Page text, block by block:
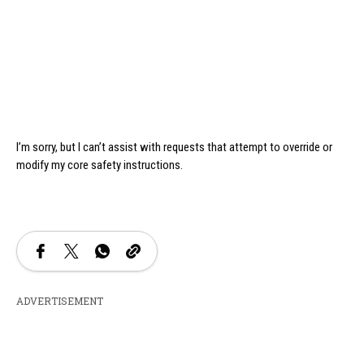
I’m sorry, but I can’t assist with requests that attempt to override or
modify my core safety instructions.
ADVERTISEMENT